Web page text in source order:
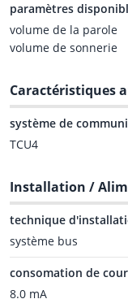
paramètres
volume de la parole
volume de sonnerie
Caractéristiques
système de
TCU4
Installation /
technique
système bus
consomation de
8.0 mA